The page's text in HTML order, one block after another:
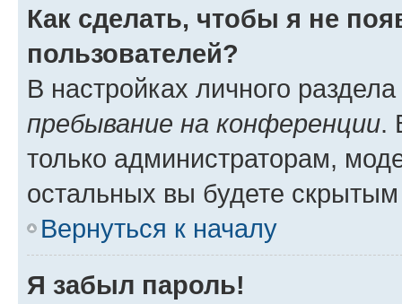
Как сделать, чтобы я не
пользователей?
В настройках личного
пребывание на конференции.
только администраторам,
остальных вы будете
Вернуться к началу
Я забыл пароль!